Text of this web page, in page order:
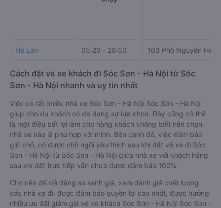
Hà Lan 05:20 - 20:50 103 Phố Nguyễn
Cách đặt vé xe khách đi Sóc Sơn - Hà Nội từ Sóc
Sơn - Hà Nội nhanh và uy tín nhất
Việc có rất nhiều nhà xe Sóc Sơn - Hà Nội Sóc Sơn - Hà Nội
giúp cho du khách có đa dạng sự lựa chọn. Đây cũng có thể
là một điều bất lợi làm cho hàng khách không biết nên chọn
nhà xe nào là phù hợp với mình. Bên cạnh đó, việc đảm bảo
giữ chỗ, có được chỗ ngồi yêu thích sau khi đặt vé xe đi Sóc
Sơn - Hà Nội từ Sóc Sơn - Hà Nội giữa nhà xe với khách hàng
sau khi đặt trực tiếp vẫn chưa được đảm bảo 100%.
Cho nên để dễ dàng so sánh giá, xem đánh giá chất lượng
các nhà xe đi, được đảm bảo quyền lợi cao nhất, được hưởng
nhiều ưu đãi giảm giá vé xe khách Sóc Sơn - Hà Nội Sóc Sơn -